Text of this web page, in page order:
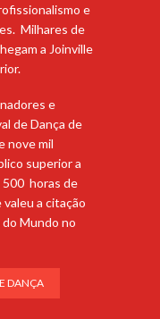
e
Milhares de
a Joinville
e
de Dança de
nove mil
superior a
500 horas de
a citação
Mundo no
DANÇA